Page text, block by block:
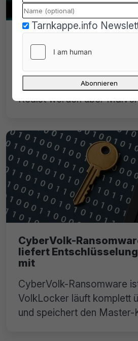
Infostealer-Angriffe
User nehmen
Immer mehr Infostealer-
macOS-User ab. Atomic
Realst werden über
CyberVolk-
liefert
mit
CyberVolk-Ransomware
VolkLocker läuft komplett
und speichert den Master-
Tarnkappe.info